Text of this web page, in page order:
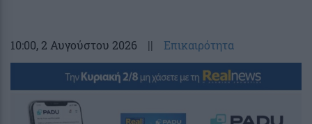
10:00, 2 Αυγούστου 2026 || Επικαιρότητα